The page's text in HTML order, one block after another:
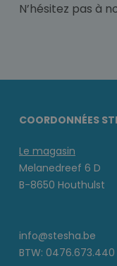
N’hésitez pas à
COORDONNÉES
Le magasin
Melanedreef 6 D
B-8650 Houthulst
info@stesha.be
BTW: 0476.673.440